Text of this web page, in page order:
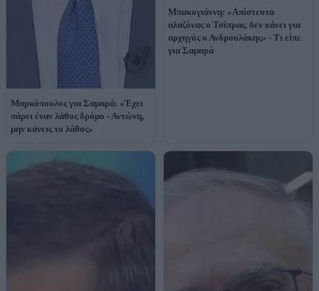
Μαρκόπουλος για Σαμαρά: «Έχει
πάρει έναν λάθος δρόμο - Αντώνη,
μην κάνεις το λάθος»
Μπακογιάννη: «Απίστευτα
αλαζόνας ο Τσίπρας, δεν κάνει για
αρχηγός ο Ανδρουλάκης» - Τι είπε
για Σαμαρά